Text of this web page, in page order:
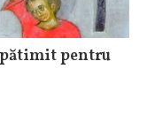
pătimit pentru